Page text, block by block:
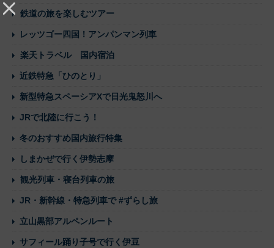
鉄道の旅を楽しむツアー
レッツゴー四国！アンパンマン列車
楽天トラベル 国内宿泊
近鉄特急「ひのとり」
新型特急スペーシアXで日光鬼怒川へ
JRで北陸に行こう！
冬のおすすめ国内旅行特集
しまかぜで行く伊勢志摩
観光列車・寝台列車の旅
JR・新幹線・特急列車で #ずらし旅
立山黒部アルペンルート
サフィール踊り子号で行く伊豆